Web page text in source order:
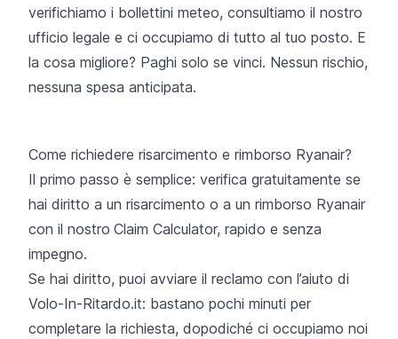
verifichiamo i bollettini meteo, consultiamo il nostro
ufficio legale e ci occupiamo di tutto al tuo posto. E
la cosa migliore? Paghi solo se vinci. Nessun rischio,
nessuna spesa anticipata.
Come richiedere risarcimento e rimborso Ryanair?
Il primo passo è semplice: verifica gratuitamente se
hai diritto a un risarcimento o a un rimborso Ryanair
con il nostro Claim Calculator, rapido e senza
impegno.
Se hai diritto, puoi avviare il reclamo con l’aiuto di
Volo-In-Ritardo.it: bastano pochi minuti per
completare la richiesta, dopodiché ci occupiamo noi